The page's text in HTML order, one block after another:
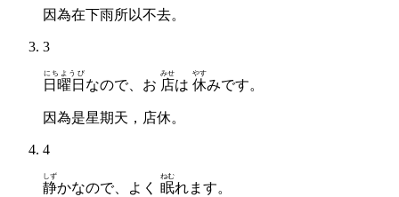
因為在下雨所以不去。
3
日曜日
にちようび
なので、お 店
みせ
は 休
やす
みです。
因為是星期天，店休。
4
静
しず
かなので、よく 眠
ねむ
れます。